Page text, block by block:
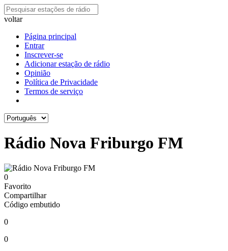
voltar
Página principal
Entrar
Inscrever-se
Adicionar estação de rádio
Opinião
Política de Privacidade
Termos de serviço
Rádio Nova Friburgo FM
0
Favorito
Compartilhar
Código embutido
0
0